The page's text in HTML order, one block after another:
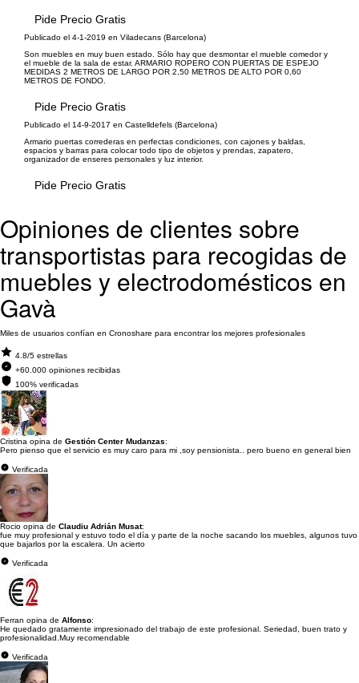
Pide Precio Gratis
Publicado el 4-1-2019 en Viladecans (Barcelona)
Son muebles en muy buen estado. Sólo hay que desmontar el mueble comedor y
el mueble de la sala de estar. ARMARIO ROPERO CON PUERTAS DE ESPEJO
MEDIDAS 2 METROS DE LARGO POR 2,50 METROS DE ALTO POR 0,60
METROS DE FONDO.
Pide Precio Gratis
Publicado el 14-9-2017 en Castelldefels (Barcelona)
Armario puertas correderas en perfectas condiciones, con cajones y baldas,
espacios y barras para colocar todo tipo de objetos y prendas, zapatero,
organizador de enseres personales y luz interior.
Pide Precio Gratis
Opiniones de clientes sobre
transportistas para recogidas de
muebles y electrodomésticos en
Gavà
Miles de usuarios confían en Cronoshare para encontrar los mejores profesionales
4.8/5 estrellas
+60.000 opiniones recibidas
100% verificadas
Cristina opina de Gestión Center Mudanzas:
Pero pienso que el servicio es muy caro para mi ,soy pensionista.. pero bueno en general bien
Verificada
Rocio opina de Claudiu Adrián Musat:
fue muy profesional y estuvo todo el día y parte de la noche sacando los muebles, algunos tuvo
que bajarlos por la escalera. Un acierto
Verificada
Ferran opina de Alfonso:
He quedado gratamente impresionado del trabajo de este profesional. Seriedad, buen trato y
profesionalidad.Muy recomendable
Verificada